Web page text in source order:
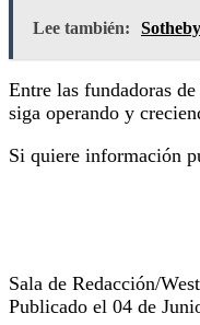
Lee también:
Entre las fundadoras
siga operando y
Si quiere información
Sala de Redacción/
Publicado el 04 de